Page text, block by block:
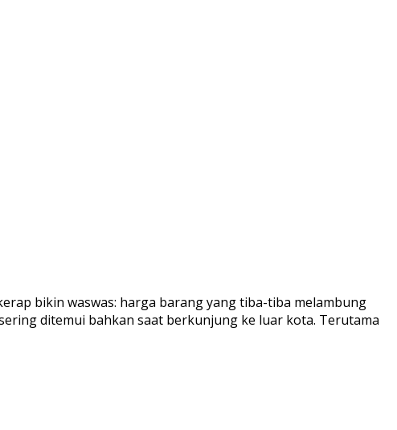
bikin waswas: harga barang yang tiba-tiba melambung
ditemui bahkan saat berkunjung ke luar kota. Terutama